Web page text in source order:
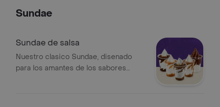
Sundae
Sundae de salsa
Nuestro clasico Sundae, disenado
para los amantes de los sabores